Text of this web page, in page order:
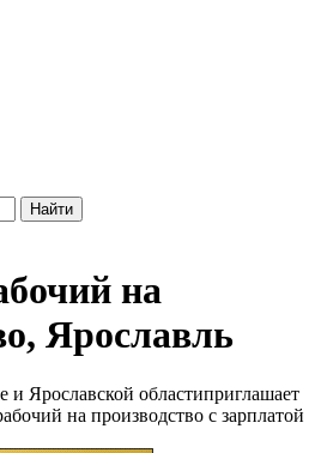
на
Ярославль
и Ярославской областиприглашает
на производство с зарплатой